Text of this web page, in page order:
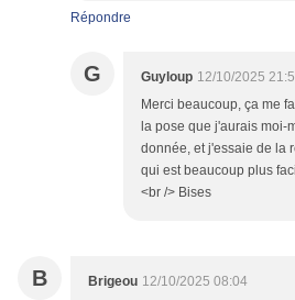
Répondre
G Guyloup 12/10/2025
Merci beaucoup, ça me
la pose que j'aurais moi-
donnée, et j'essaie de la
qui est beaucoup plus
<br /> Bises
B Brigeou 12/10/2025 08:04